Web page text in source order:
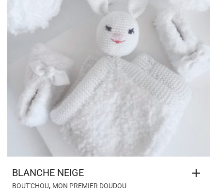
BLANCHE NEIGE
BOUT'CHOU, MON PREMIER DOUDOU